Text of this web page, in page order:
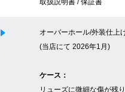
GINZA RASINについて
オーバーホール/外装仕上
(当店にて 2026年1月)
ケース：
リューズに微細な傷が残